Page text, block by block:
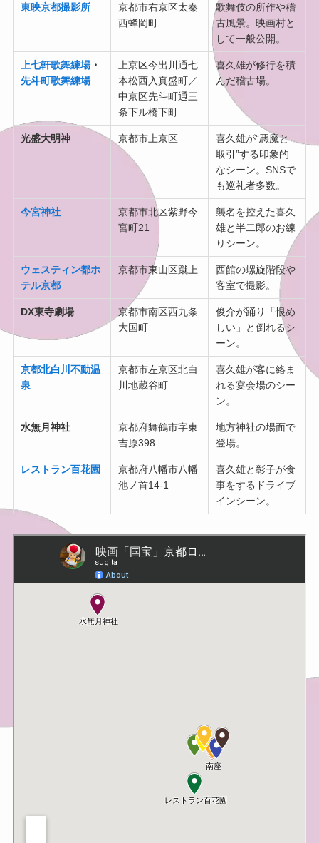
東映京都撮影所
京都市右京区太秦
西蜂岡町
歌舞伎の所作や稽
古風景。映画村と
して一般公開。
上七軒歌舞練場・
先斗町歌舞練場
上京区今出川通七
本松西入真盛町／
中京区先斗町通三
条下ル橋下町
喜久雄が修行を積
んだ稽古場。
光盛大明神 京都市上京区
喜久雄が“悪魔と
取引”する印象的
なシーン。SNSで
も巡礼者多数。
今宮神社
京都市北区紫野今
宮町21
襲名を控えた喜久
雄と半二郎のお練
りシーン。
ウェスティン都ホ
テル京都
京都市東山区蹴上
西館の螺旋階段や
客室で撮影。
DX東寺劇場
京都市南区西九条
大国町
俊介が踊り「恨め
しい」と倒れるシ
ーン。
京都北白川不動温
泉
京都市左京区北白
川地蔵谷町
喜久雄が客に絡ま
れる宴会場のシー
ン。
水無月神社
京都府舞鶴市字東
吉原398
地方神社の場面で
登場。
レストラン百花園
京都府八幡市八幡
池ノ首14-1
喜久雄と彰子が食
事をするドライブ
インシーン。